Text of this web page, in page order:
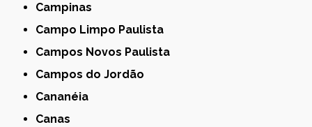
Campinas
Campo Limpo Paulista
Campos Novos Paulista
Campos do Jordão
Cananéia
Canas